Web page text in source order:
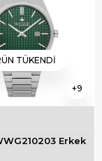
9
TÜKENDI
Erkek